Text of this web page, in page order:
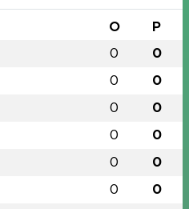
O P
0 0
0 0
0 0
0 0
0 0
0 0